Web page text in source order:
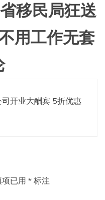
移民局狂送
用工作无套
开业大酬宾 5折优惠
项已用 * 标注